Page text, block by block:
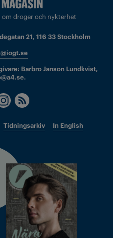
droger och nykterhet
21, 116 33 Stockholm
Barbro Janson Lundkvist,
Tidningsarkiv In English